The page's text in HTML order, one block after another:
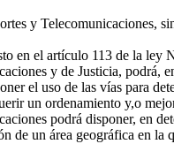
y Telecomunicaciones,
en el artículo 113 de la ley
y de Justicia, podrá,
el uso de las vías para
un ordenamiento y,o
podrá disponer, en
de un área geográfica en